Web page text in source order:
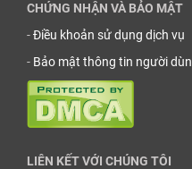
CHỨNG NHẬN VÀ BẢO MẬT
-Điều khoản sử dụng dịch vụ
- Bảo mật thông tin người
LIÊN KẾT VỚI CHÚNG TÔI